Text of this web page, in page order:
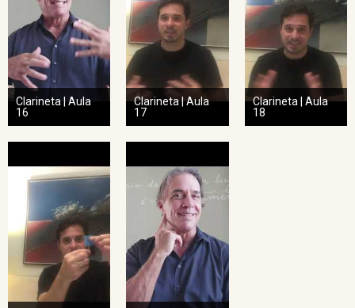
Clarineta | Aula
16
Clarineta | Aula
17
Clarineta | Aula
18